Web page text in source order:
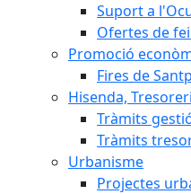
Suport a
Ofertes de
Promoció
Fires de
Hisenda,
Tràmits
Tràmits
Urbanisme
Projectes